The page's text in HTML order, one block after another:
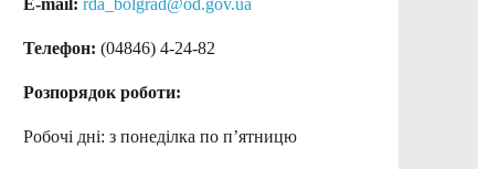
Телефон: (04846) 4-24-82
Розпорядок роботи:
Робочі дні: з понеділка по п’ятницю